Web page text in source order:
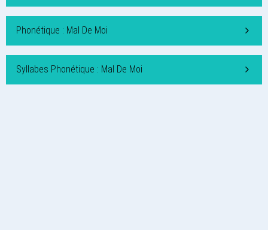
Phonétique : Mal De Moi
Syllabes Phonétique : Mal De Moi